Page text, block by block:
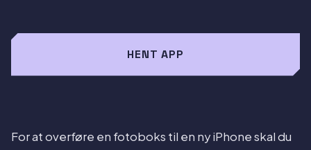
HENT APP
For at overføre en fotoboks til en ny iPhone skal du